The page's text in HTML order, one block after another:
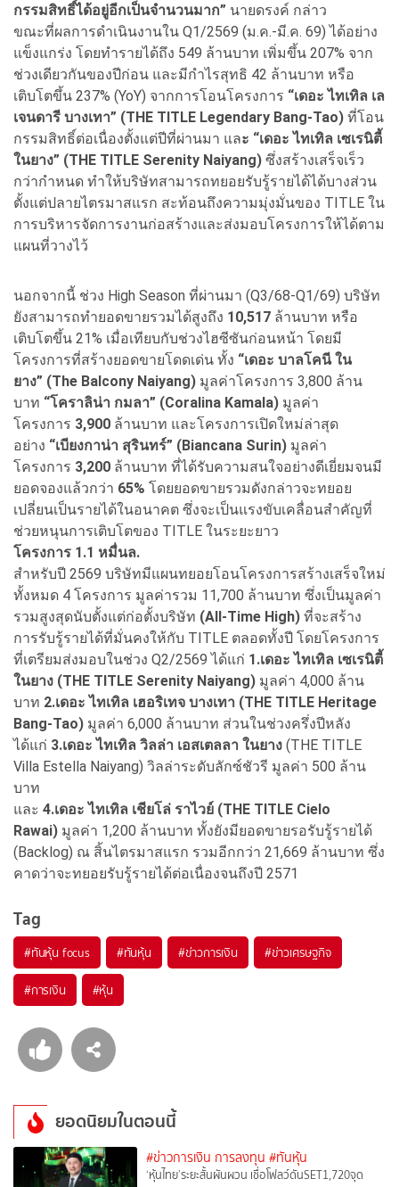
กรรมสิทธิ์ได้อยู่อีกเป็นจำนวนมาก” นายดรงค์ กล่าว
ขณะที่ผลการดำเนินงานใน Q1/2569 (ม.ค.-มี.ค. 69) ได้อย่าง
แข็งแกร่ง โดยทำรายได้ถึง 549 ล้านบาท เพิ่มขึ้น 207% จาก
ช่วงเดียวกันของปีก่อน และมีกำไรสุทธิ 42 ล้านบาท หรือ
เติบโตขึ้น 237% (YoY) จากการโอนโครงการ “เดอะ ไทเทิล เล
เจนดารี บางเทา” (THE TITLE Legendary Bang-Tao) ที่โอน
กรรมสิทธิ์ต่อเนื่องตั้งแต่ปีที่ผ่านมา และ “เดอะ ไทเทิล เซเรนิตี้
ในยาง” (THE TITLE Serenity Naiyang) ซึ่งสร้างเสร็จเร็ว
กว่ากำหนด ทำให้บริษัทสามารถทยอยรับรู้รายได้ได้บางส่วน
ตั้งแต่ปลายไตรมาสแรก สะท้อนถึงความมุ่งมั่นของ TITLE ใน
การบริหารจัดการงานก่อสร้างและส่งมอบโครงการให้ได้ตาม
แผนที่วางไว้
นอกจากนี้ ช่วง High Season ที่ผ่านมา (Q3/68-Q1/69) บริษัท
ยังสามารถทำยอดขายรวมได้สูงถึง 10,517 ล้านบาท หรือ
เติบโตขึ้น 21% เมื่อเทียบกับช่วงไฮซีซันก่อนหน้า โดยมี
โครงการที่สร้างยอดขายโดดเด่น ทั้ง “เดอะ บาลโคนี ใน
ยาง” (The Balcony Naiyang) มูลค่าโครงการ 3,800 ล้าน
บาท “โคราลิน่า กมลา” (Coralina Kamala) มูลค่า
โครงการ 3,900 ล้านบาท และโครงการเปิดใหม่ล่าสุด
อย่าง “เบียงกาน่า สุรินทร์” (Biancana Surin) มูลค่า
โครงการ 3,200 ล้านบาท ที่ได้รับความสนใจอย่างดีเยี่ยมจนมี
ยอดจองแล้วกว่า 65% โดยยอดขายรวมดังกล่าวจะทยอย
เปลี่ยนเป็นรายได้ในอนาคต ซึ่งจะเป็นแรงขับเคลื่อนสำคัญที่
ช่วยหนุนการเติบโตของ TITLE ในระยะยาว
โครงการ 1.1 หมื่นล.
สำหรับปี 2569 บริษัทมีแผนทยอยโอนโครงการสร้างเสร็จใหม่
ทั้งหมด 4 โครงการ มูลค่ารวม 11,700 ล้านบาท ซึ่งเป็นมูลค่า
รวมสูงสุดนับตั้งแต่ก่อตั้งบริษัท (All-Time High) ที่จะสร้าง
การรับรู้รายได้ที่มั่นคงให้กับ TITLE ตลอดทั้งปี โดยโครงการ
ที่เตรียมส่งมอบในช่วง Q2/2569 ได้แก่ 1.เดอะ ไทเทิล เซเรนิตี้
ในยาง (THE TITLE Serenity Naiyang) มูลค่า 4,000 ล้าน
บาท 2.เดอะ ไทเทิล เฮอริเทจ บางเทา (THE TITLE Heritage
Bang-Tao) มูลค่า 6,000 ล้านบาท ส่วนในช่วงครึ่งปีหลัง
ได้แก่ 3.เดอะ ไทเทิล วิลล่า เอสเตลลา ในยาง (THE TITLE
Villa Estella Naiyang) วิลล่าระดับลักซ์ชัวรี มูลค่า 500 ล้าน
บาท
และ 4.เดอะ ไทเทิล เชียโล่ ราไวย์ (THE TITLE Cielo
Rawai) มูลค่า 1,200 ล้านบาท ทั้งยังมียอดขายรอรับรู้รายได้
(Backlog) ณ สิ้นไตรมาสแรก รวมอีกกว่า 21,669 ล้านบาท ซึ่ง
คาดว่าจะทยอยรับรู้รายได้ต่อเนื่องจนถึงปี 2571
Tag
#ทันหุ้น focus #ทันหุ้น #ข่าวการเงิน #ข่าวเศรษฐกิจ
#การเงิน #หุ้น
ยอดนิยมในตอนนี้
#ข่าวการเงิน การลงทุน #ทันหุ้น
‘หุ้นไทย’ระยะสั้นผันผวน เชื่อโฟลว์ดันSET1,720จุด